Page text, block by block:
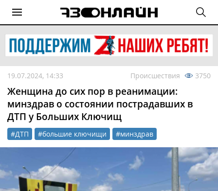
19.07.2024, 14:33 Происшествия 3750
Женщина до сих пор в реанимации:
минздрав о состоянии пострадавших в
ДТП у Больших Ключищ
#ДТП #большие ключищи #минздрав